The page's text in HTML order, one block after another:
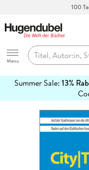
100
Hugendubel
Menu
Summer Sale: 13%
erfahren